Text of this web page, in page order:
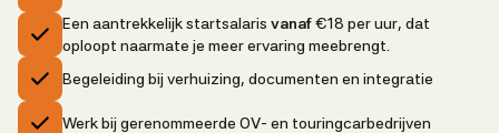
Een aantrekkelijk startsalaris vanaf€18 per uur, dat
oploopt naarmate je meer ervaring meebrengt.
Begeleiding bij verhuizing, documenten en integratie
Werk bij gerenommeerde OV- en touringcarbedrijven